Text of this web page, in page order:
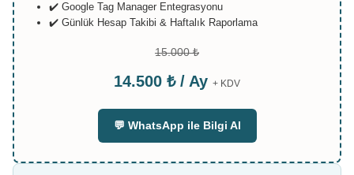
✔️ Google Tag Manager Entegrasyonu
✔️ Günlük Hesap Takibi & Haftalık Raporlama
15.000 ₺
14.500 ₺ / Ay + KDV
💬 WhatsApp ile Bilgi Al